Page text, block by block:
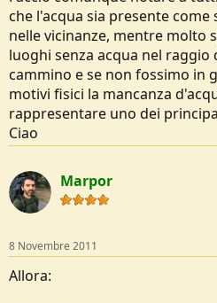
che l'acqua sia presente
nelle vicinanze, mentre molto
luoghi senza acqua nel raggio
cammino e se non fossimo in
motivi fisici la mancanza
rappresentare uno dei
Ciao
Marpor
8 Novembre 2011
Allora: